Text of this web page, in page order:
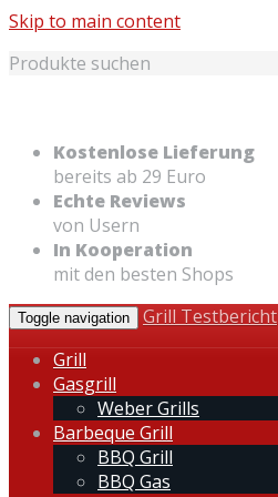
Skip to main content
Produkte suchen
Kostenlose Lieferung
bereits ab 29 Euro
Echte Reviews
von Usern
In Kooperation
mit den besten Shops
Toggle navigation
Grill Testbericht
Grill
Gasgrill
Weber Grills
Barbeque Grill
BBQ Grill
BBQ Gas